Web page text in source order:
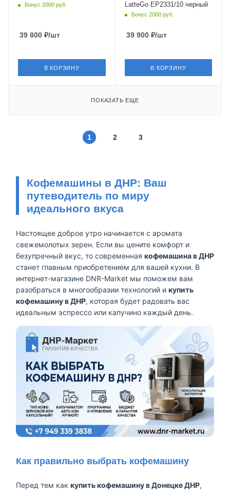
Бонус 2000 руб.
39 800 ₽/шт
В КОРЗИНУ
LatteGo EP2331/10 черный
Бонус 2000 руб.
39 900₽/шт
В КОРЗИНУ
ПОКАЗАТЬ ЕЩЕ
1 2 3
Кофемашины в ДНР: Ваш
путеводитель по миру
идеального вкуса
Настоящее доброе утро начинается с аромата
свежемолотых зерен. Если вы цените комфорт и
безупречный вкус, то современная кофемашина в ДНР
станет главным приобретением для вашей кухни. В
интернет-магазине DNR-Market мы поможем вам
разобраться в многообразии технологий и купить
кофемашину в ДНР, которая будет радовать вас
идеальным эспрессо или капучино каждый день.
Как правильно выбрать кофемашину
Перед тем как купить кофемашину в Донецке ДНР,